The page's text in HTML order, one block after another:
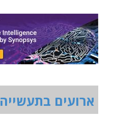
ארועים בתעשייה